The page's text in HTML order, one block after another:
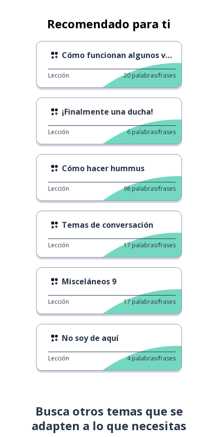
Recomendado para ti
Cómo funcionan algunos verbos 5
Lección 20 palabras/frases
¡Finalmente una ducha!
Lección 6 palabras/frases
Cómo hacer hummus
Lección 98 palabras/frases
Temas de conversación
Lección 17 palabras/frases
Misceláneos 9
Lección 17 palabras/frases
No soy de aquí
Lección 4 palabras/frases
Busca otros temas que se
adapten a lo que necesitas